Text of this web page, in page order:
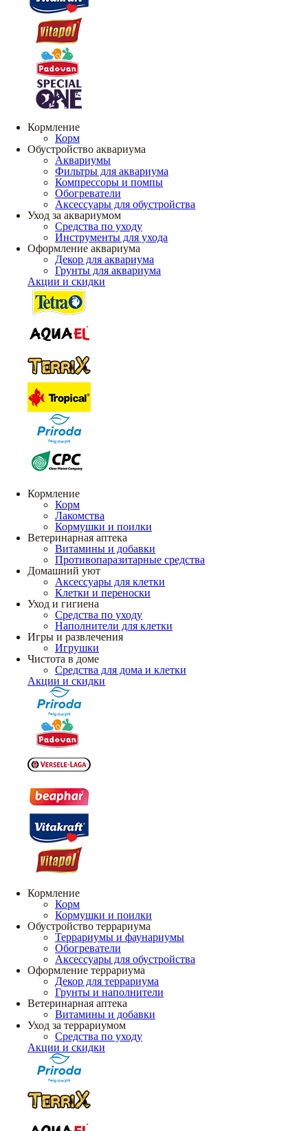
Кормление
Корм
Обустройство аквариума
Аквариумы
Фильтры для аквариума
Компрессоры и помпы
Обогреватели
Аксессуары для обустройства
Уход за аквариумом
Средства по уходу
Инструменты для ухода
Оформление аквариума
Декор для аквариума
Грунты для аквариума
Акции и скидки
Кормление
Корм
Лакомства
Кормушки и поилки
Ветеринарная аптека
Витамины и добавки
Противопаразитарные средства
Домашний уют
Аксессуары для клетки
Клетки и переноски
Уход и гигиена
Средства по уходу
Наполнители для клетки
Игры и развлечения
Игрушки
Чистота в доме
Средства для дома и клетки
Акции и скидки
Кормление
Корм
Кормушки и поилки
Обустройство террариума
Террариумы и фаунариумы
Обогреватели
Аксессуары для обустройства
Оформление террариума
Декор для террариума
Грунты и наполнители
Ветеринарная аптека
Витамины и добавки
Уход за террариумом
Средства по уходу
Акции и скидки